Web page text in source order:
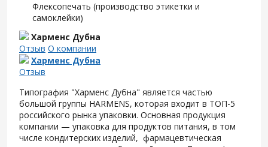
Флексопечать (производство этикетки и
самоклейки)
Харменс Дубна
Отзыв О компании
Харменс Дубна
Отзыв
Типография "Харменс Дубна" является частью
большой группы HARMENS, которая входит в ТОП-5
российского рынка упаковки. Основная продукция
компании — упаковка для продуктов питания, в том
числе кондитерских изделий, фармацевтическая